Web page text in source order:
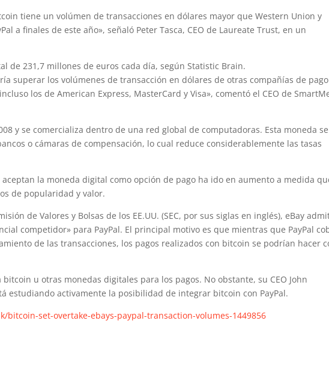
tiene un volúmen de transacciones en dólares mayor que Western Union y
a finales de este año», señaló Peter Tasca, CEO de Laureate Trust, en un
de 231,7 millones de euros cada día, según Statistic Brain.
superar los volúmenes de transacción en dólares de otras compañías de pago
los de American Express, MasterCard y Visa», comentó el CEO de
y se comercializa dentro de una red global de computadoras. Esta moneda se
o cámaras de compensación, lo cual reduce considerablemente las tasas
la moneda digital como opción de pago ha ido en aumento a medida
de popularidad y valor.
de Valores y Bolsas de los EE.UU. (SEC, por sus siglas en inglés), eBay
competidor» para PayPal. El principal motivo es que mientras que PayPal
de las transacciones, los pagos realizados con bitcoin se podrían hacer
bitcoin u otras monedas digitales para los pagos. No obstante, su CEO John
estudiando activamente la posibilidad de integrar bitcoin con PayPal.
bitcoin-set-overtake-ebays-paypal-transaction-volumes-1449856